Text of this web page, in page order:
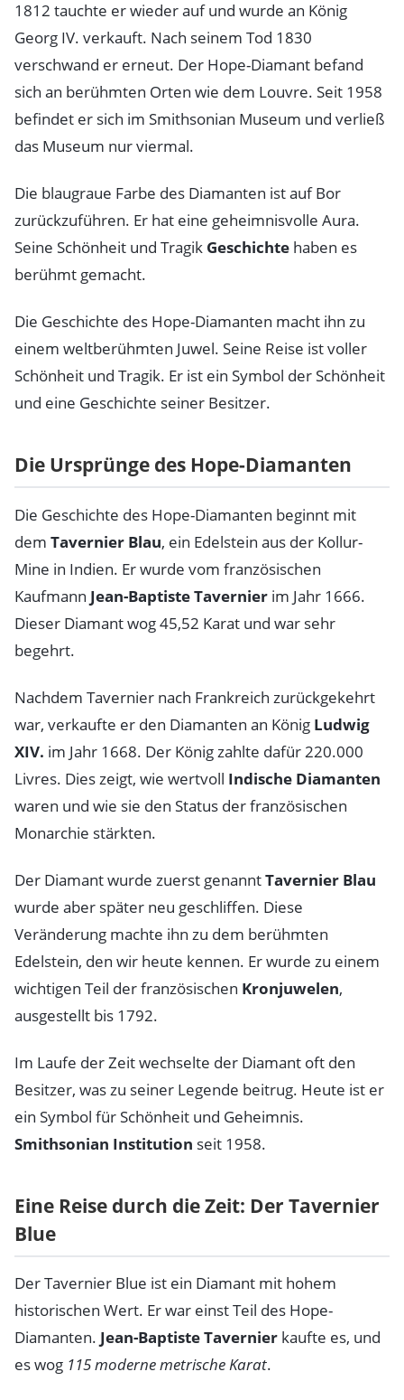
1812 tauchte er wieder auf und wurde an König
Georg IV. verkauft. Nach seinem Tod 1830
verschwand er erneut. Der Hope-Diamant befand
sich an berühmten Orten wie dem Louvre. Seit 1958
befindet er sich im Smithsonian Museum und verließ
das Museum nur viermal.
Die blaugraue Farbe des Diamanten ist auf Bor
zurückzuführen. Er hat eine geheimnisvolle Aura.
Seine Schönheit und Tragik Geschichte haben es
berühmt gemacht.
Die Geschichte des Hope-Diamanten macht ihn zu
einem weltberühmten Juwel. Seine Reise ist voller
Schönheit und Tragik. Er ist ein Symbol der Schönheit
und eine Geschichte seiner Besitzer.
Die Ursprünge des Hope-Diamanten
Die Geschichte des Hope-Diamanten beginnt mit
dem Tavernier Blau, ein Edelstein aus der Kollur-
Mine in Indien. Er wurde vom französischen
Kaufmann Jean-Baptiste Tavernier im Jahr 1666.
Dieser Diamant wog 45,52 Karat und war sehr
begehrt.
Nachdem Tavernier nach Frankreich zurückgekehrt
war, verkaufte er den Diamanten an König Ludwig
XIV. im Jahr 1668. Der König zahlte dafür 220.000
Livres. Dies zeigt, wie wertvoll Indische Diamanten
waren und wie sie den Status der französischen
Monarchie stärkten.
Der Diamant wurde zuerst genanntTavernier Blau
wurde aber später neu geschliffen. Diese
Veränderung machte ihn zu dem berühmten
Edelstein, den wir heute kennen. Er wurde zu einem
wichtigen Teil der französischen Kronjuwelen,
ausgestellt bis 1792.
Im Laufe der Zeit wechselte der Diamant oft den
Besitzer, was zu seiner Legende beitrug. Heute ist er
ein Symbol für Schönheit und Geheimnis.
Smithsonian Institution seit 1958.
Eine Reise durch die Zeit: Der Tavernier
Blue
Der Tavernier Blue ist ein Diamant mit hohem
historischen Wert. Er war einst Teil des Hope-
Diamanten. Jean-Baptiste Tavernier kaufte es, und
es wog 115 moderne metrische Karat.